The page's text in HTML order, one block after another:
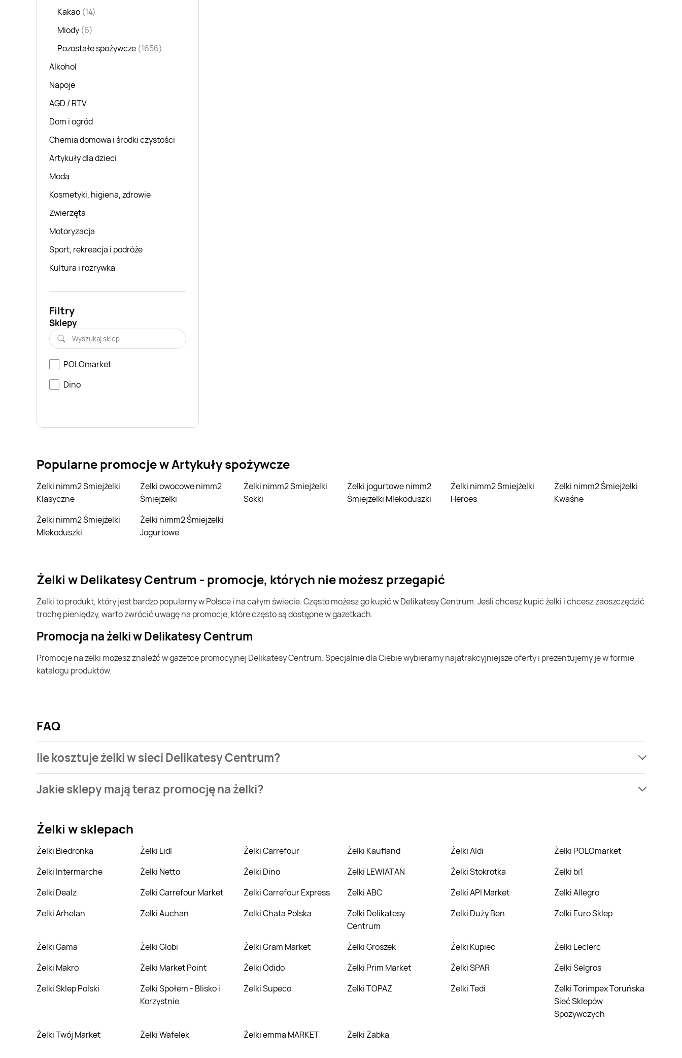
Kakao (14)
Miody (6)
Pozostałe spożywcze (1656)
Alkohol
Napoje
AGD / RTV
Dom i ogród
Chemia domowa i środki czystości
Artykuły dla dzieci
Moda
Kosmetyki, higiena, zdrowie
Zwierzęta
Motoryzacja
Sport, rekreacja i podróże
Kultura i rozrywka
Filtry
Sklepy
POLOmarket
Dino
Popularne promocje w Artykuły spożywcze
Żelki nimm2 Śmiejżelki
Klasyczne
Żelki owocowe nimm2
Śmiejżelki
Żelki nimm2 Śmiejżelki
Sokki
Żelki jogurtowe nimm2
Śmiejżelki Mlekoduszki
Żelki nimm2 Śmiejżelki
Heroes
Żelki nimm2 Śmiejżelki
Kwaśne
Żelki nimm2 Śmiejżelki
Mlekoduszki
Żelki nimm2 Śmiejżelki
Jogurtowe
żelki w Delikatesy Centrum - promocje, których nie możesz przegapić
żelki to produkt, który jest bardzo popularny w Polsce i na całym świecie. Często możesz go kupić w Delikatesy Centrum. Jeśli chcesz kupić żelki i chcesz zaoszczędzić
trochę pieniędzy, warto zwrócić uwagę na promocje, które często są dostępne w gazetkach.
Promocja na żelki w Delikatesy Centrum
Promocje na żelki możesz znaleźć w gazetce promocyjnej Delikatesy Centrum. Specjalnie dla Ciebie wybieramy najatrakcyjniejsze oferty i prezentujemy je w formie
katalogu produktów.
FAQ
Ile kosztuje żelki w sieci Delikatesy Centrum?
Centrum.
Jakie sklepy mają teraz promocję na żelki?
Żelki w sklepach
Żelki Biedronka Żelki Lidl Żelki Carrefour Żelki Kaufland Żelki Aldi
Żelki POLOmarket
Żelki Intermarche
Żelki Netto Żelki Dino Żelki LEWIATAN Żelki Stokrotka
Żelki bi1
Żelki Dealz
Żelki Carrefour Market Żelki Carrefour Express Żelki ABC Żelki API Market
Żelki Allegro
Żelki Arhelan
Żelki Auchan Żelki Chata Polska
Żelki Delikatesy
Centrum
Żelki Duży Ben Żelki Euro Sklep
Żelki Gama Żelki Globi Żelki Gram Market Żelki Groszek Żelki Kupiec
Żelki Leclerc
Żelki Makro
Żelki Market Point Żelki Odido Żelki Prim Market Żelki SPAR
Żelki Selgros
Żelki Sklep Polski
Żelki Społem - Blisko i
Korzystnie
Żelki Supeco Żelki TOPAZ Żelki Tedi
Żelki Torimpex Toruńska
Sieć Sklepów
Spożywczych
Żelki Twój Market
Żelki Wafelek Żelki emma MARKET Żelki Żabka